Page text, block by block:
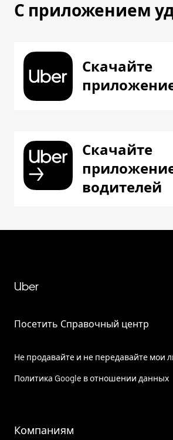
С приложением
Скачайте
Скачайте
водителей
Uber
Посетить Справочный центр
Не продавайте и не передавайте мои
Политика Google в отношении данных
Компаниям